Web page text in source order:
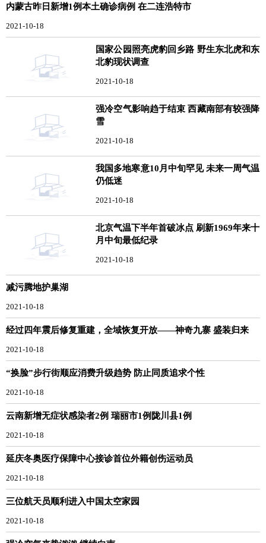
内蒙古昨日新增1例本土确诊病例 在二连浩特市
2021-10-18
国家公园照亮虎豹回乡路 野生东北虎和东
北豹现状调查
2021-10-18
强冷空气影响趋于结束 西藏南部有较强降
雪
2021-10-18
我国多地寒意10月中旬罕见 未来一周气温
仍低迷
2021-10-18
北京气温下半年首破冰点 刷新1969年来十
月中旬最低纪录
2021-10-18
减污腾地护巢湖
2021-10-18
经过四年震后修复重建，全域恢复开放——神奇九寨 盛装归来
2021-10-18
“换脸”步行街顺应消费升级趋势 防止同质追求个性
2021-10-18
云南新增无症状感染者2例 瑞丽市1例陇川县1例
2021-10-18
延庆冬奥医疗保障中心接诊首位外籍创伤运动员
2021-10-18
三位航天员顺利进入中国太空家园
2021-10-18